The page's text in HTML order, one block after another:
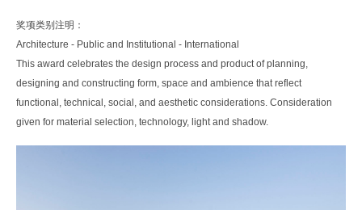
奖项类别注明：
Architecture - Public and Institutional - International
This award celebrates the design process and product of planning,
designing and constructing form, space and ambience that reflect
functional, technical, social, and aesthetic considerations. Consideration
given for material selection, technology, light and shadow.